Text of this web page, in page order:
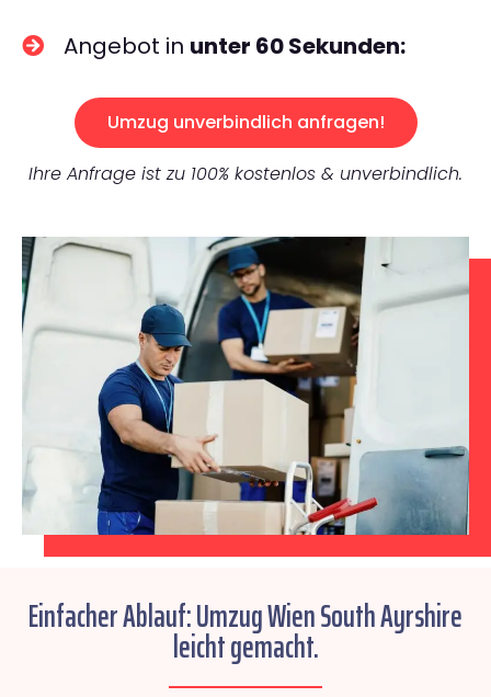
Angebot in unter 60 Sekunden:
Umzug unverbindlich anfragen!
Ihre Anfrage ist zu 100% kostenlos & unverbindlich.
Einfacher Ablauf: Umzug Wien South Ayrshire
leicht gemacht.